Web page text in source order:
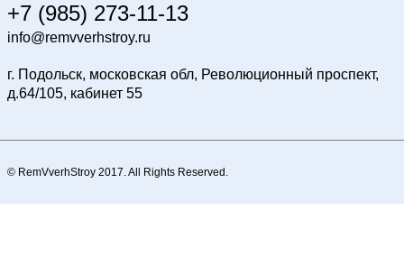
+7 (985) 273-11-13
info@remvverhstroy.ru
г. Подольск, московская обл, Революционный проспект,
д.64/105, кабинет 55
© RemVverhStroy 2017. All Rights Reserved.